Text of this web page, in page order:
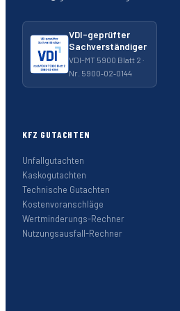
VDI-geprüfter
Sachverständiger
VDI-MT 5900 Blatt 2 ·
Nr. 5900‑02‑0144
KFZ GUTACHTEN
Unfallgutachten
Kaskogutachten
Technische Gutachten
Kostenvoranschläge
Wertminderungs-Rechner
Nutzungsausfall-Rechner